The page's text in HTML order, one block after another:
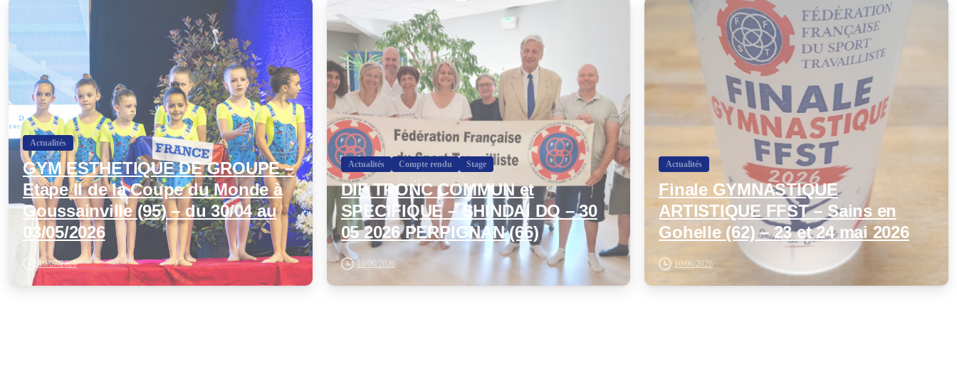
-
Actualités
GYM ESTHETIQUE DE GROUPE –
Etape II de la Coupe du Monde à
Goussainville (95) – du 30/04 au
03/05/2026
16/07/2026
Actualités Compte rendu Stage
DIF TRONC COMMUN et
SPECIFIQUE – SHINDAI DO – 30
05 2026 PERPIGNAN (66)
10/06/2026
Actualités
Finale GYMNASTIQUE
ARTISTIQUE FFST – Sains en
Gohelle (62) – 23 et 24 mai 2026
10/06/2026